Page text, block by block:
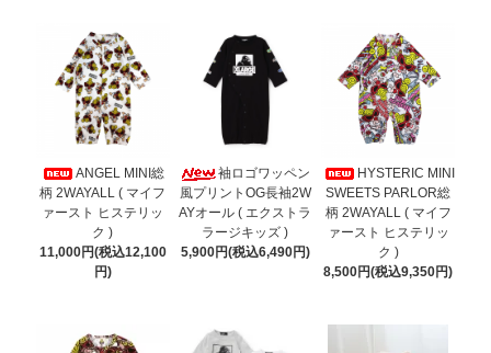
ANGEL MINI総
柄 2WAYALL ( マイフ
ァースト ヒステリッ
ク )
11,000円(税込12,100
円)
袖ロゴワッペン
風プリントOG長袖2W
AYオール ( エクストラ
ラージキッズ )
5,900円(税込6,490円)
HYSTERIC MINI
SWEETS PARLOR総
柄 2WAYALL ( マイフ
ァースト ヒステリッ
ク )
8,500円(税込9,350円)